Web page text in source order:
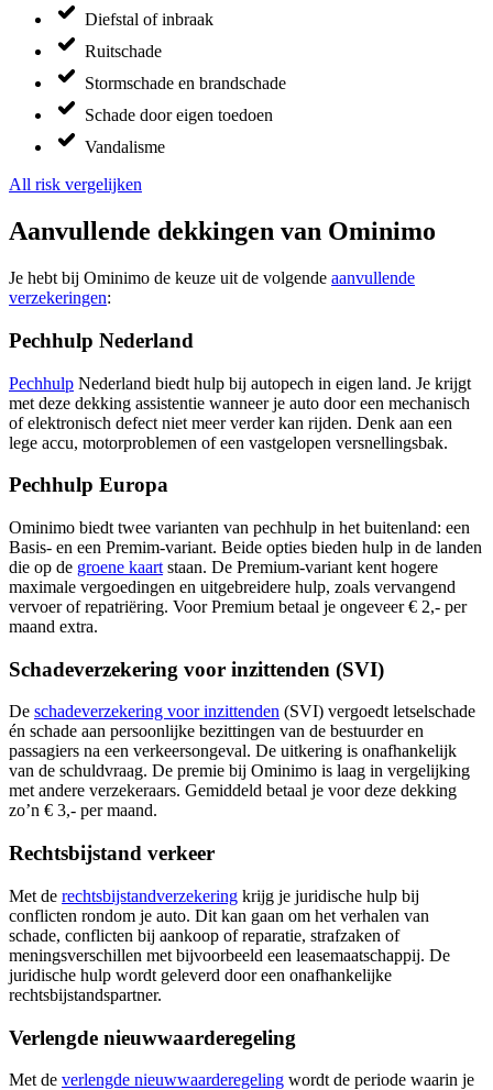
Diefstal of inbraak
Ruitschade
Stormschade en brandschade
Schade door eigen toedoen
Vandalisme
All risk vergelijken
Aanvullende dekkingen van Ominimo
Je hebt bij Ominimo de keuze uit de volgende aanvullende
verzekeringen:
Pechhulp Nederland
Pechhulp Nederland biedt hulp bij autopech in eigen land. Je krijgt
met deze dekking assistentie wanneer je auto door een mechanisch
of elektronisch defect niet meer verder kan rijden. Denk aan een
lege accu, motorproblemen of een vastgelopen versnellingsbak.
Pechhulp Europa
Ominimo biedt twee varianten van pechhulp in het buitenland: een
Basis- en een Premim-variant. Beide opties bieden hulp in de landen
die op de groene kaart staan. De Premium-variant kent hogere
maximale vergoedingen en uitgebreidere hulp, zoals vervangend
vervoer of repatriëring. Voor Premium betaal je ongeveer € 2,- per
maand extra.
Schadeverzekering voor inzittenden (SVI)
De schadeverzekering voor inzittenden (SVI) vergoedt letselschade
én schade aan persoonlijke bezittingen van de bestuurder en
passagiers na een verkeersongeval. De uitkering is onafhankelijk
van de schuldvraag. De premie bij Ominimo is laag in vergelijking
met andere verzekeraars. Gemiddeld betaal je voor deze dekking
zo’n € 3,- per maand.
Rechtsbijstand verkeer
Met de rechtsbijstandverzekering krijg je juridische hulp bij
conflicten rondom je auto. Dit kan gaan om het verhalen van
schade, conflicten bij aankoop of reparatie, strafzaken of
meningsverschillen met bijvoorbeeld een leasemaatschappij. De
juridische hulp wordt geleverd door een onafhankelijke
rechtsbijstandspartner.
Verlengde nieuwwaarderegeling
Met de verlengde nieuwwaarderegeling wordt de periode waarin je